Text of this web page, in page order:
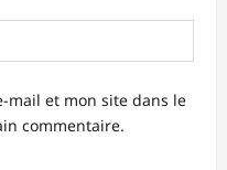
mail et mon site dans le
commentaire.